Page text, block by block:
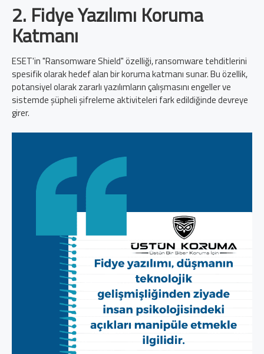
2. Fidye Yazılımı Koruma
Katmanı
ESET'in "Ransomware Shield" özelliği, ransomware tehditlerini
spesifik olarak hedef alan bir koruma katmanı sunar. Bu özellik,
potansiyel olarak zararlı yazılımların çalışmasını engeller ve
sistemde şüpheli şifreleme aktiviteleri fark edildiğinde devreye
girer.